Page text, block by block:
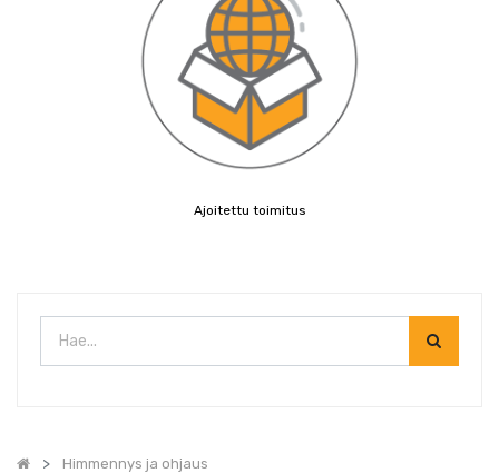
Ajoitettu toimitus
Himmennys ja ohjaus